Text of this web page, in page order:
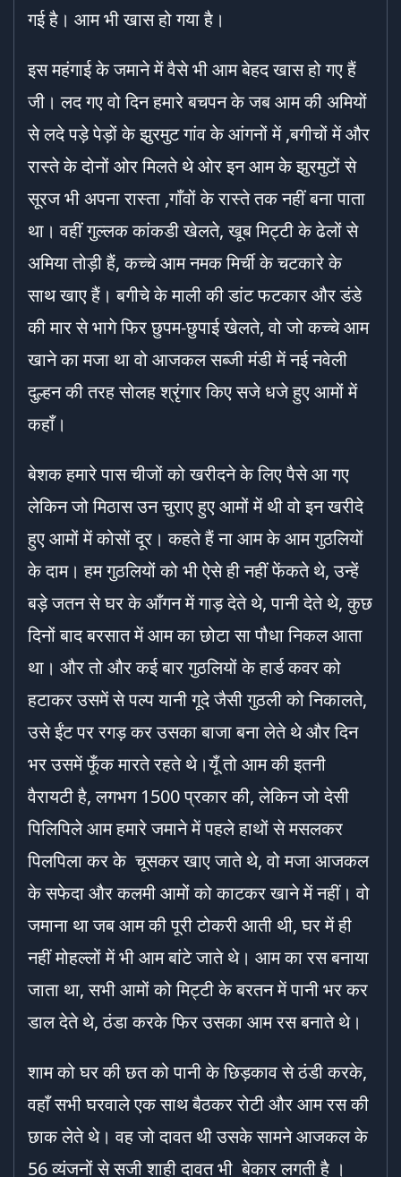
गई है। आम भी खास हो गया है।
इस महंगाई के जमाने में वैसे भी आम बेहद खास हो गए हैं
जी। लद गए वो दिन हमारे बचपन के जब आम की अमियों
से लदे पड़े पेड़ों के झुरमुट गांव के आंगनों में ,बगीचों में और
रास्ते के दोनों ओर मिलते थे ओर इन आम के झुरमुटों से
सूरज भी अपना रास्ता ,गाँवों के रास्ते तक नहीं बना पाता
था। वहीं गुल्लक कांकडी खेलते, खूब मिट्टी के ढेलों से
अमिया तोड़ी हैं, कच्चे आम नमक मिर्ची के चटकारे के
साथ खाए हैं। बगीचे के माली की डांट फटकार और डंडे
की मार से भागे फिर छुपम-छुपाई खेलते, वो जो कच्चे आम
खाने का मजा था वो आजकल सब्जी मंडी में नई नवेली
दुल्हन की तरह सोलह श्रृंगार किए सजे धजे हुए आमों में
कहाँ।
बेशक हमारे पास चीजों को खरीदने के लिए पैसे आ गए
लेकिन जो मिठास उन चुराए हुए आमों में थी वो इन खरीदे
हुए आमों में कोसों दूर। कहते हैं ना आम के आम गुठलियों
के दाम। हम गुठलियों को भी ऐसे ही नहीं फेंकते थे, उन्हें
बड़े जतन से घर के आँगन में गाड़ देते थे, पानी देते थे, कुछ
दिनों बाद बरसात में आम का छोटा सा पौधा निकल आता
था। और तो और कई बार गुठलियों के हार्ड कवर को
हटाकर उसमें से पल्प यानी गूदे जैसी गुठली को निकालते,
उसे ईंट पर रगड़ कर उसका बाजा बना लेते थे और दिन
भर उसमें फूँक मारते रहते थे।यूँ तो आम की इतनी
वैरायटी है, लगभग 1500 प्रकार की, लेकिन जो देसी
पिलिपिले आम हमारे जमाने में पहले हाथों से मसलकर
पिलपिला कर के चूसकर खाए जाते थे, वो मजा आजकल
के सफेदा और कलमी आमों को काटकर खाने में नहीं। वो
जमाना था जब आम की पूरी टोकरी आती थी, घर में ही
नहीं मोहल्लों में भी आम बांटे जाते थे। आम का रस बनाया
जाता था, सभी आमों को मिट्टी के बरतन में पानी भर कर
डाल देते थे, ठंडा करके फिर उसका आम रस बनाते थे।
शाम को घर की छत को पानी के छिड़काव से ठंडी करके,
वहाँ सभी घरवाले एक साथ बैठकर रोटी और आम रस की
छाक लेते थे। वह जो दावत थी उसके सामने आजकल के
56 व्यंजनों से सजी शाही दावत भी बेकार लगती है ।